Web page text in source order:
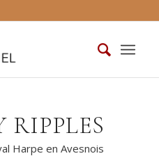
Harpe en Avesnois